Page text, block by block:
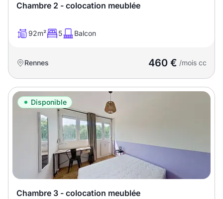
Chambre 2 - colocation meublée
92m² 5 Balcon
Rennes 460 € /mois cc
Disponible
Chambre 3 - colocation meublée